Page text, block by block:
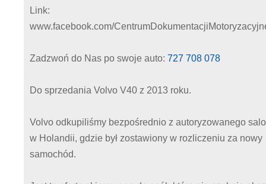
Link:
www.facebook.com/
Zadzwoń do Nas po swoje auto: 727 708 078
Do sprzedania Volvo V40 z 2013 roku.
Volvo odkupiliśmy bezpośrednio z autoryzowanego
w Holandii, gdzie był zostawiony w rozliczeniu za nowy
samochód.